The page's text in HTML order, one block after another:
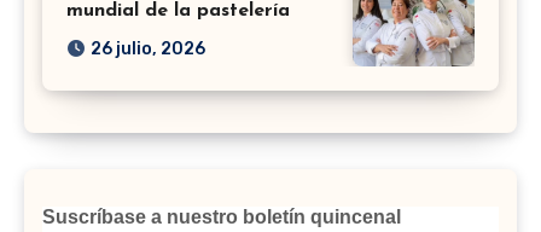
mundial de la pastelería
26 julio, 2026
Suscríbase a nuestro boletín quincenal